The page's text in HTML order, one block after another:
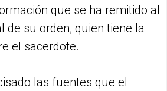
que se ha remitido al
de su orden, quien tiene la
el sacerdote.
las fuentes que el